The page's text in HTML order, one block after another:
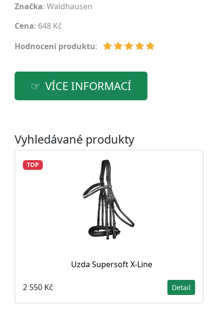
Značka: Waldhausen
Cena: 648 Kč
Hodnocení produktu:
VÍCE INFORMACÍ
Vyhledávané produkty
TOP
Uzda Supersoft X-Line
2 550 Kč Detail